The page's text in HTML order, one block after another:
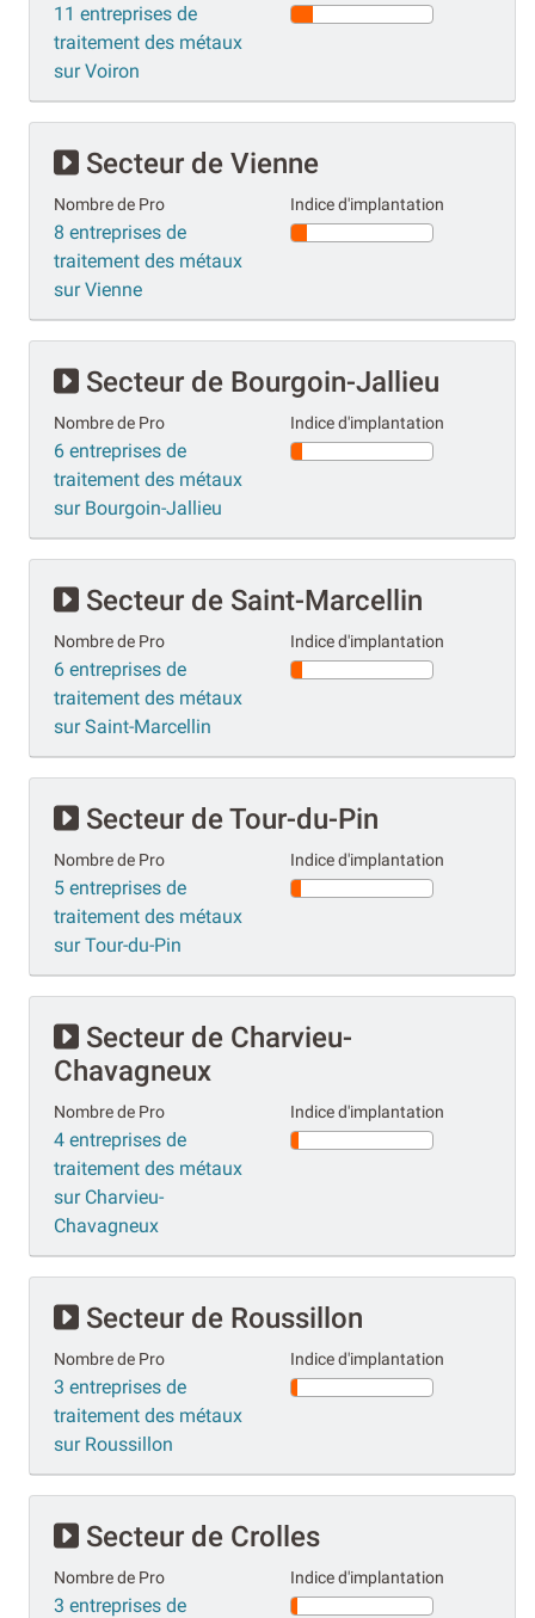
11 entreprises de
traitement des métaux
sur Voiron
Secteur de Vienne
Nombre de Pro
8 entreprises de
traitement des métaux
sur Vienne
Indice d'implantation
Secteur de Bourgoin-Jallieu
Nombre de Pro
6 entreprises de
traitement des métaux
sur Bourgoin-Jallieu
Indice d'implantation
Secteur de Saint-Marcellin
Nombre de Pro
6 entreprises de
traitement des métaux
sur Saint-Marcellin
Indice d'implantation
Secteur de Tour-du-Pin
Nombre de Pro
5 entreprises de
traitement des métaux
sur Tour-du-Pin
Indice d'implantation
Secteur de Charvieu-
Chavagneux
Nombre de Pro
4 entreprises de
traitement des métaux
sur Charvieu-
Chavagneux
Indice d'implantation
Secteur de Roussillon
Nombre de Pro
3 entreprises de
traitement des métaux
sur Roussillon
Indice d'implantation
Secteur de Crolles
Nombre de Pro
3 entreprises de
Indice d'implantation